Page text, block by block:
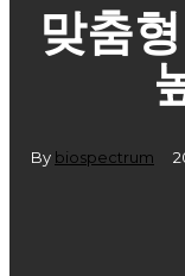
맞춤
By biospectrum